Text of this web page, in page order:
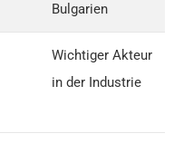
Bulgarien
Wichtiger Akteur
in der Industrie